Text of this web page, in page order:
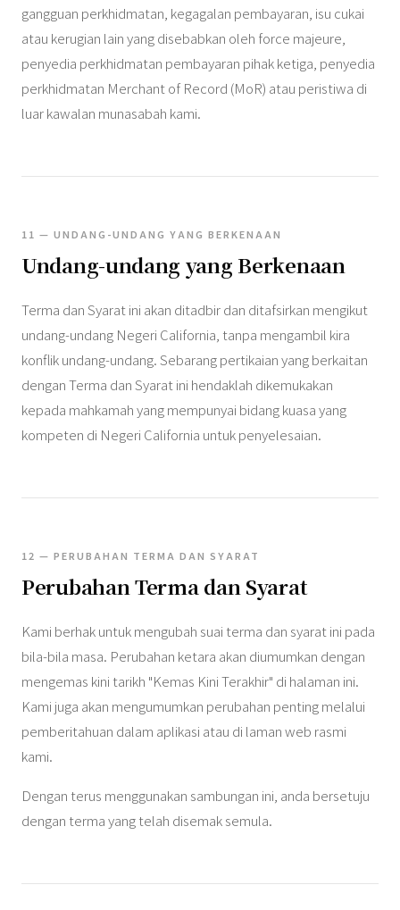
gangguan perkhidmatan, kegagalan pembayaran, isu cukai
atau kerugian lain yang disebabkan oleh force majeure,
penyedia perkhidmatan pembayaran pihak ketiga, penyedia
perkhidmatan Merchant of Record (MoR) atau peristiwa di
luar kawalan munasabah kami.
11 — UNDANG-UNDANG YANG BERKENAAN
Undang-undang yang Berkenaan
Terma dan Syarat ini akan ditadbir dan ditafsirkan mengikut
undang-undang Negeri California, tanpa mengambil kira
konflik undang-undang. Sebarang pertikaian yang berkaitan
dengan Terma dan Syarat ini hendaklah dikemukakan
kepada mahkamah yang mempunyai bidang kuasa yang
kompeten di Negeri California untuk penyelesaian.
12 — PERUBAHAN TERMA DAN SYARAT
Perubahan Terma dan Syarat
Kami berhak untuk mengubah suai terma dan syarat ini pada
bila-bila masa. Perubahan ketara akan diumumkan dengan
mengemas kini tarikh "Kemas Kini Terakhir" di halaman ini.
Kami juga akan mengumumkan perubahan penting melalui
pemberitahuan dalam aplikasi atau di laman web rasmi
kami.
Dengan terus menggunakan sambungan ini, anda bersetuju
dengan terma yang telah disemak semula.